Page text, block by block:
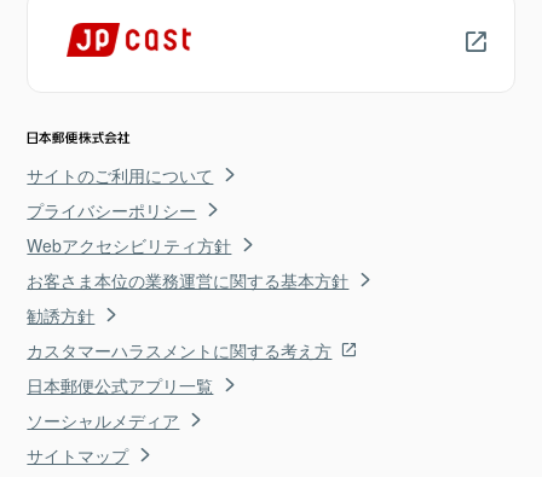
サイトのご利用について
プライバシーポリシー
Webアクセシビリティ方針
お客さま本位の業務運営に関する基本方針
勧誘方針
カスタマーハラスメントに関する考え方
日本郵便公式アプリ一覧
ソーシャルメディア
サイトマップ